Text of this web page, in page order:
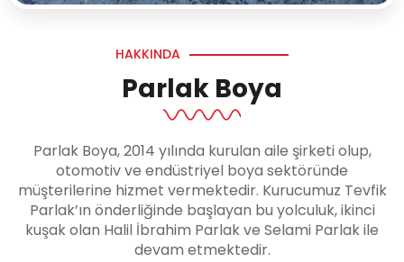
HAKKINDA
Parlak Boya
Parlak Boya, 2014 yılında kurulan aile şirketi olup,
otomotiv ve endüstriyel boya sektöründe
müşterilerine hizmet vermektedir. Kurucumuz Tevfik
Parlak’ın önderliğinde başlayan bu yolculuk, ikinci
kuşak olan Halil İbrahim Parlak ve Selami Parlak ile
devam etmektedir.